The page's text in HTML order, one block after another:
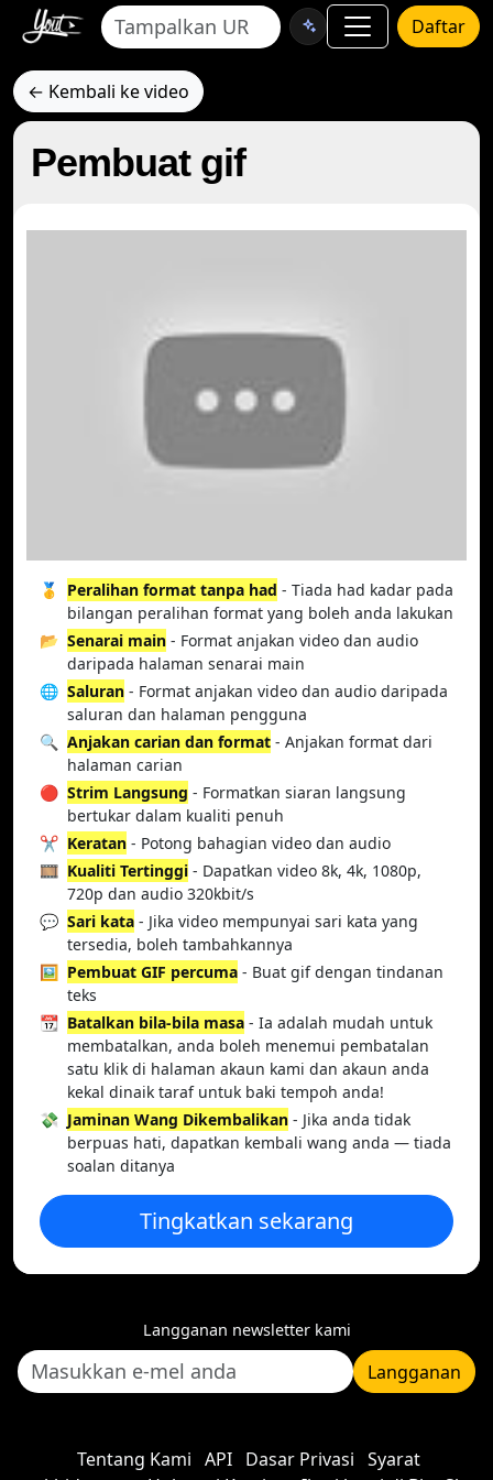
Daftar
← Kembali ke video
Pembuat gif
🥇 Peralihan format tanpa had - Tiada had kadar pada
bilangan peralihan format yang boleh anda lakukan
📂 Senarai main - Format anjakan video dan audio
daripada halaman senarai main
🌐 Saluran - Format anjakan video dan audio daripada
saluran dan halaman pengguna
🔍 Anjakan carian dan format - Anjakan format dari
halaman carian
🔴 Strim Langsung - Formatkan siaran langsung
bertukar dalam kualiti penuh
✂️ Keratan - Potong bahagian video dan audio
🎞️ Kualiti Tertinggi - Dapatkan video 8k, 4k, 1080p,
720p dan audio 320kbit/s
💬 Sari kata - Jika video mempunyai sari kata yang
tersedia, boleh tambahkannya
🖼️ Pembuat GIF percuma - Buat gif dengan tindanan
teks
📆 Batalkan bila-bila masa - Ia adalah mudah untuk
membatalkan, anda boleh menemui pembatalan
satu klik di halaman akaun kami dan akaun anda
kekal dinaik taraf untuk baki tempoh anda!
💸 Jaminan Wang Dikembalikan - Jika anda tidak
berpuas hati, dapatkan kembali wang anda — tiada
soalan ditanya
Tingkatkan sekarang
Langganan newsletter kami
Langganan
Tentang Kami API Dasar Privasi Syarat